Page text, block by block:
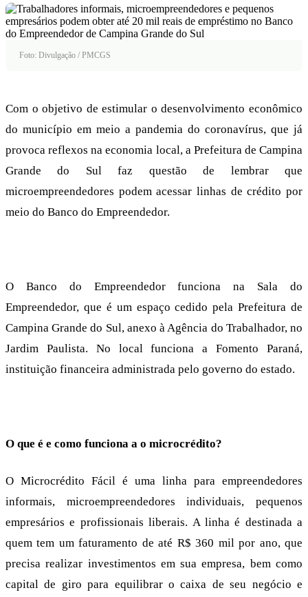
Foto: Divulgação / PMCGS
Com o objetivo de estimular o desenvolvimento econômico
do município em meio a pandemia do coronavírus, que já
provoca reflexos na economia local, a Prefeitura de Campina
Grande do Sul faz questão de lembrar que
microempreendedores podem acessar linhas de crédito por
meio do Banco do Empreendedor.
O Banco do Empreendedor funciona na Sala do
Empreendedor, que é um espaço cedido pela Prefeitura de
Campina Grande do Sul, anexo à Agência do Trabalhador, no
Jardim Paulista. No local funciona a Fomento Paraná,
instituição financeira administrada pelo governo do estado.
O que é e como funciona a o microcrédito?
O Microcrédito Fácil é uma linha para empreendedores
informais, microempreendedores individuais, pequenos
empresários e profissionais liberais. A linha é destinada a
quem tem um faturamento de até R$ 360 mil por ano, que
precisa realizar investimentos em sua empresa, bem como
capital de giro para equilibrar o caixa de seu negócio e